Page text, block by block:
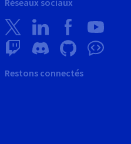
Restons connectés